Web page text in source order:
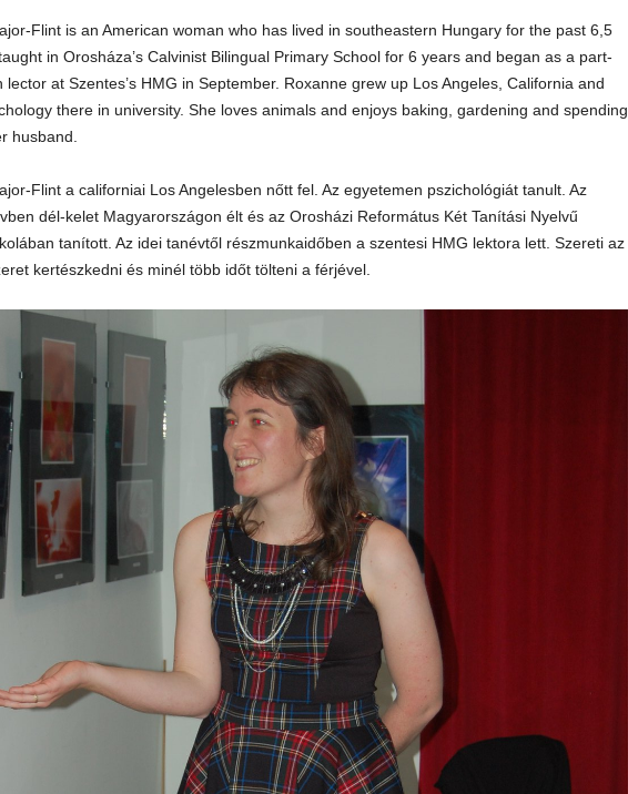
Flint is an American woman who has lived in southeastern Hungary for the past 6,5
in Orosháza’s Calvinist Bilingual Primary School for 6 years and began as a part-
lector at Szentes’s HMG in September. Roxanne grew up Los Angeles, California and
there in university. She loves animals and enjoys baking, gardening and spending
husband.
Flint a californiai Los Angelesben nőtt fel. Az egyetemen pszichológiát tanult. Az
dél-kelet Magyarországon élt és az Orosházi Református Két Tanítási Nyelvű
tanított. Az idei tanévtől részmunkaidőben a szentesi HMG lektora lett. Szereti az
kertészkedni és minél több időt tölteni a férjével.